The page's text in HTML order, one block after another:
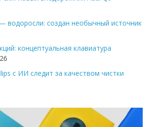
водоросли: создан необычный источник
концептуальная клавиатура
с ИИ следит за качеством чистки